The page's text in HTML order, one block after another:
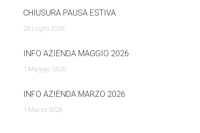
CHIUSURA PAUSA ESTIVA
29 Luglio 2026
INFO AZIENDA MAGGIO 2026
1 Maggio 2026
INFO AZIENDA MARZO 2026
1 Marzo 2026